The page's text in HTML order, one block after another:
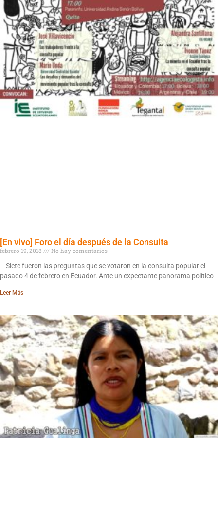
[En vivo] Foro el día después de la Consuita
febrero 19, 2018
No hay comentarios
Siete fueron las preguntas que se votaron en la consulta popular el
pasado 4 de febrero en Ecuador. Ante un expectante panorama político
Leer Más